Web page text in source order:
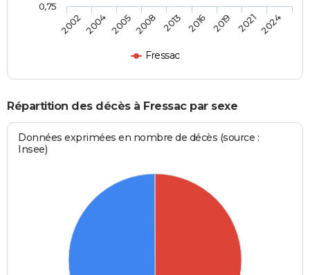
Fressac
20022004 20052008 2013 2016 2019 20212024
0,75
Répartition des décès à Fressac par sexe
Données exprimées en nombre de décès (source :
Insee)